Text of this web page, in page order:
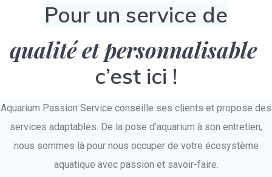
Pour un service de
qualité et personnalisable
c’est ici !
Aquarium Passion Service conseille ses clients et propose des
services adaptables. De la pose d’aquarium à son entretien,
nous sommes là pour nous occuper de votre écosystème
aquatique avec passion et savoir-faire.